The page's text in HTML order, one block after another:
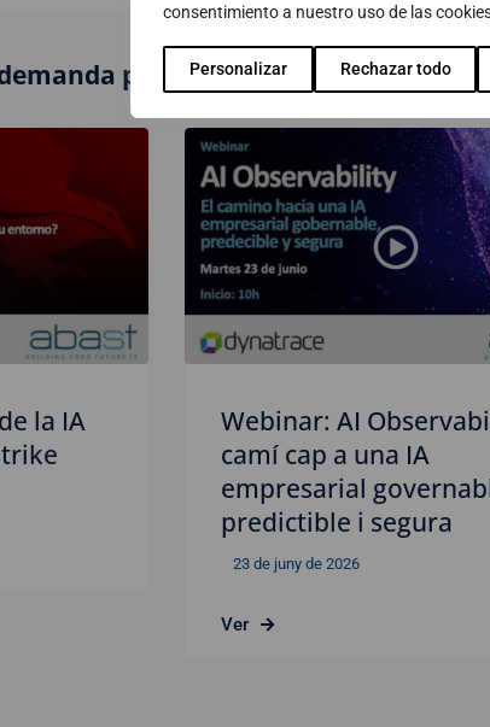
consentimiento a nuestro uso de las
Personalizar Rechazar todo
publicats
la IA
Webinar: AI
camí cap a una IA
empresarial
predictible i segura
23 de juny de 2026
Ver